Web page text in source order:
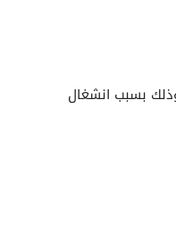
بسبب انشغال